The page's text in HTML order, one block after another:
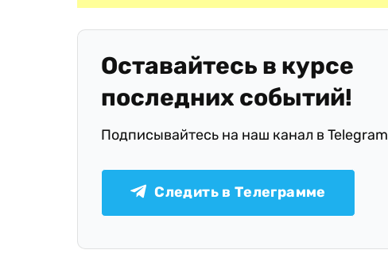
Оставайтесь в курсе
последних событий!
Подписывайтесь на наш канал в Telegram
Следить в Телеграмме